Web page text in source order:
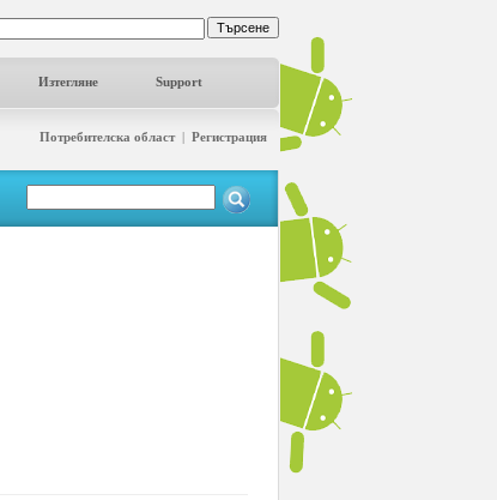
Изтегляне Support
Потребителска област| Регистрация